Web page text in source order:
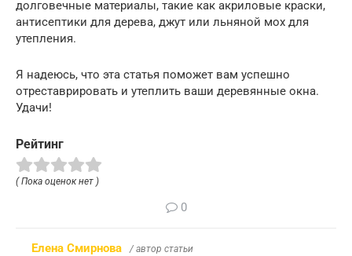
долговечные материалы, такие как акриловые краски,
антисептики для дерева, джут или льняной мох для
утепления.
Я надеюсь, что эта статья поможет вам успешно
отреставрировать и утеплить ваши деревянные окна.
Удачи!
Рейтинг
( Пока оценок нет )
0
Елена Смирнова / автор статьи